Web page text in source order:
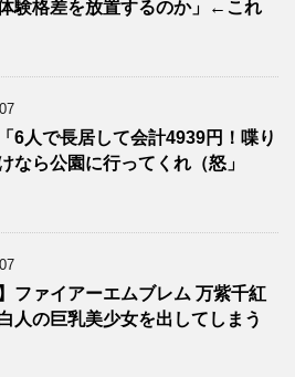
験格差を放置するのか」←これ
6人で長居して会計4939円！喋り
なら公園に行ってくれ（怒」
】ファイアーエムブレム 万紫千紅
人の巨乳美少女を出してしまう